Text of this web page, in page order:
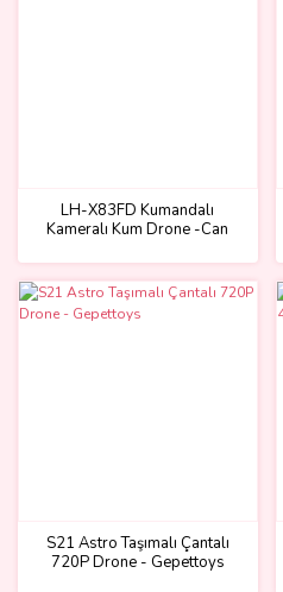
LH-X83FD Kumandalı
Kameralı Kum Drone -Can
S21 Astro Taşımalı Çantalı
720P Drone - Gepettoys